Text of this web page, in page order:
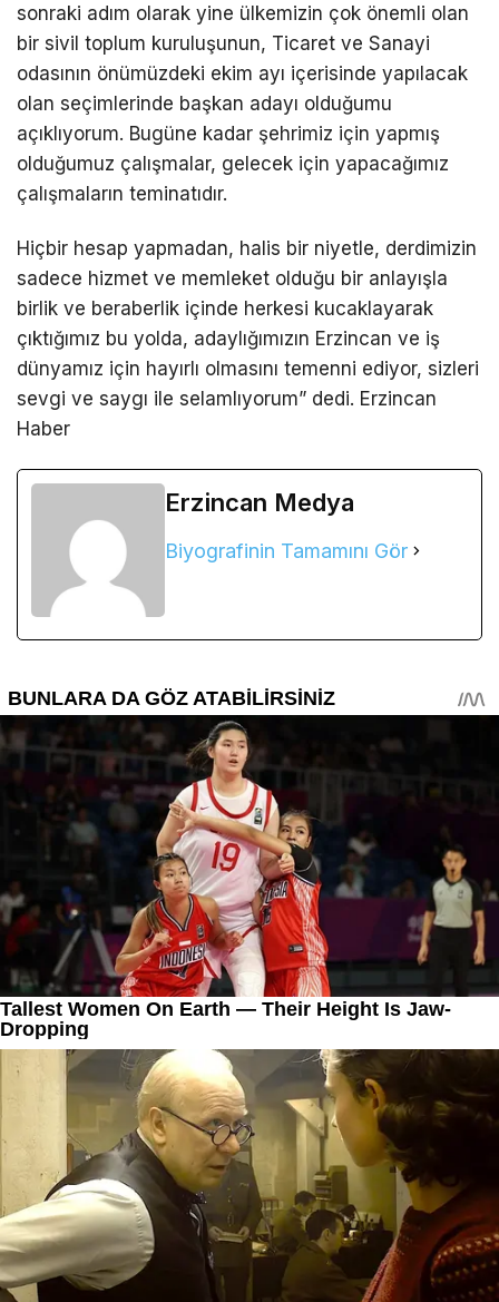
sonraki adım olarak yine ülkemizin çok önemli olan
bir sivil toplum kuruluşunun, Ticaret ve Sanayi
odasının önümüzdeki ekim ayı içerisinde yapılacak
olan seçimlerinde başkan adayı olduğumu
açıklıyorum. Bugüne kadar şehrimiz için yapmış
olduğumuz çalışmalar, gelecek için yapacağımız
çalışmaların teminatıdır.
Hiçbir hesap yapmadan, halis bir niyetle, derdimizin
sadece hizmet ve memleket olduğu bir anlayışla
birlik ve beraberlik içinde herkesi kucaklayarak
çıktığımız bu yolda, adaylığımızın Erzincan ve iş
dünyamız için hayırlı olmasını temenni ediyor, sizleri
sevgi ve saygı ile selamlıyorum” dedi. Erzincan
Haber
Erzincan Medya
Biyografinin Tamamını Gör